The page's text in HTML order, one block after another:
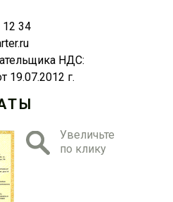
Увеличьте
по клику
12 34
НДС:
19.07.2012 г.